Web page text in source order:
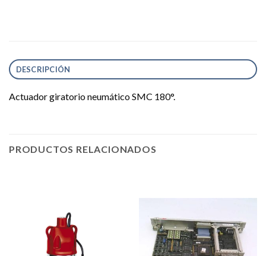
DESCRIPCIÓN
Actuador giratorio neumático SMC 180°.
PRODUCTOS RELACIONADOS